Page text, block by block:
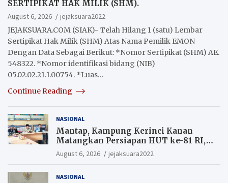
SERTIPIKAT HAK MILIK (SHM).
August 6, 2026
jejaksuara2022
JEJAKSUARA.COM (SIAK)- Telah Hilang 1 (satu) Lembar
Sertipikat Hak Milik (SHM) Atas Nama Pemilik EMON
Dengan Data Sebagai Berikut: *Nomor Sertipikat (SHM) AE.
548322. *Nomor identifikasi bidang (NIB)
05.02.02.21.1.00754. *Luas…
Continue Reading
NASIONAL
Mantap, Kampung Kerinci Kanan
Matangkan Persiapan HUT ke-81 RI,
Warga yang ikut Upacara
Berkesempatan Raih Hadiah
August 6, 2026 jejaksuara2022
NASIONAL